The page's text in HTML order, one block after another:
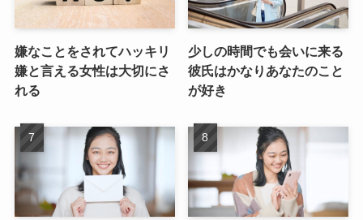
嫌なことをされてハッキリ
嫌と言える女性は大切にさ
れる
少しの時間でも会いに来る
彼氏はかなりあなたのこと
が好き